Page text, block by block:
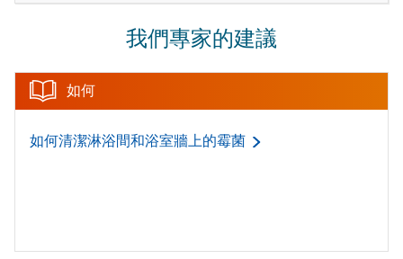
我們專家的建議
如何
如何清潔淋浴間和浴室牆上的霉菌